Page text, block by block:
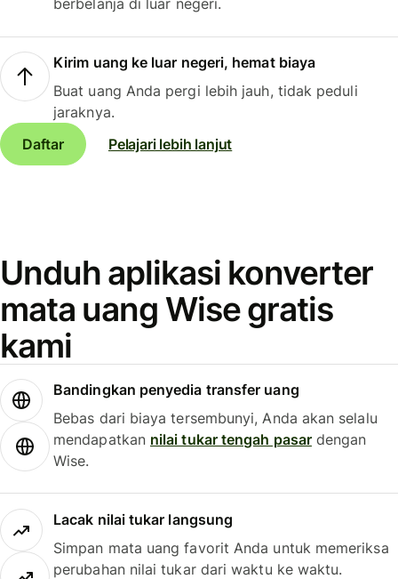
berbelanja di luar negeri.
Kirim uang ke luar negeri, hemat biaya
Buat uang Anda pergi lebih jauh, tidak peduli
jaraknya.
Daftar
Pelajari lebih lanjut
Unduh aplikasi konverter
mata uang Wise gratis
kami
Bandingkan penyedia transfer uang
Bebas dari biaya tersembunyi, Anda akan selalu
mendapatkan nilai tukar tengah pasardengan
Wise.
Lacak nilai tukar langsung
Simpan mata uang favorit Anda untuk memeriksa
perubahan nilai tukar dari waktu ke waktu.